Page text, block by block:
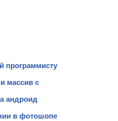
программисту
массив c
андроид
в фотошопе